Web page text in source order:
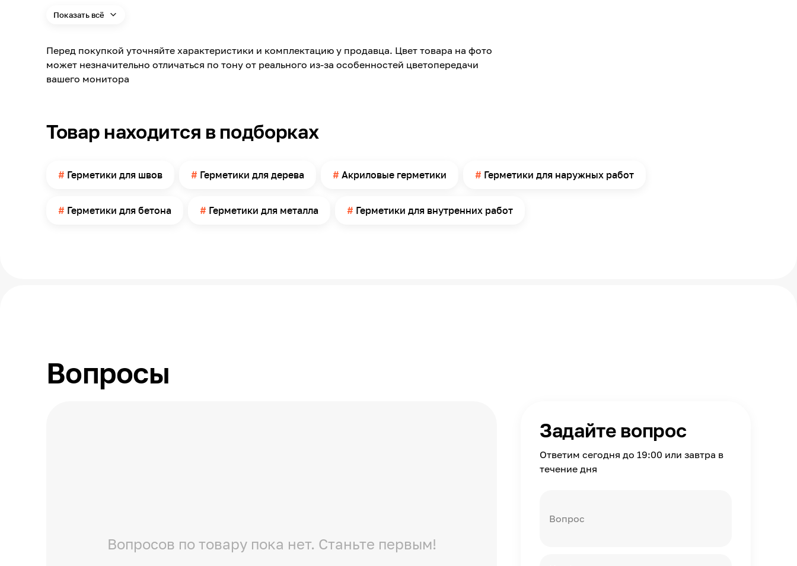
Внутри помещений, Снаружи помещений
Объем
Минимальный срок службы
30
Максимальная толщина слоя
2 - 3
Максимальная температура эксплуатации
+80
Показать всё
Перед покупкой уточняйте характеристики и комплектацию у продавца. Цвет товара на фото
может незначительно отличаться по тону от реального из-за особенностей цветопередачи
вашего монитора
Товар находится в подборках
Герметики для швов Герметики для дерева Акриловые герметики Герметики для наружных работ
Герметики для бетона Герметики для металла Герметики для внутренних работ
Вопросы
Вопросов по товару пока нет. Станьте первым!
Задайте вопрос
Ответим сегодня до 19:00 или завтра в
течение дня
Вопрос